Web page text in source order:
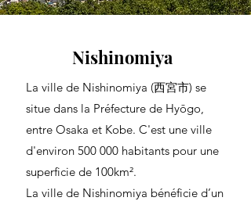
Nishinomiya
La ville de Nishinomiya (西宮市) se
situe dans la Préfecture de Hyōgo,
entre Osaka et Kobe. C'est une ville
d'environ 500 000 habitants pour une
superficie de 100km².
La ville de Nishinomiya bénéficie d’un